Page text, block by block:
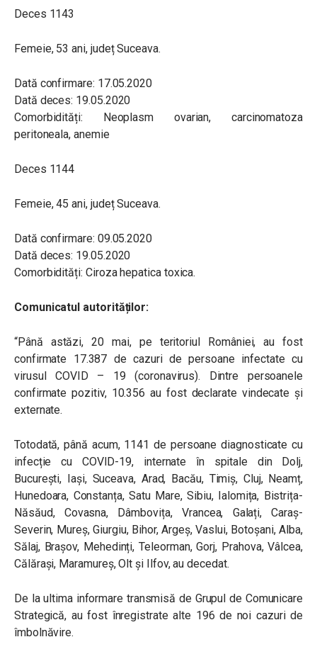
Deces 1143
Femeie, 53 ani, județ Suceava.
Dată confirmare: 17.05.2020
Dată deces: 19.05.2020
Comorbidități: Neoplasm ovarian, carcinomatoza
peritoneala, anemie
Deces 1144
Femeie, 45 ani, județ Suceava.
Dată confirmare: 09.05.2020
Dată deces: 19.05.2020
Comorbidități: Ciroza hepatica toxica.
Comunicatul autorităților:
“Până astăzi, 20 mai, pe teritoriul României, au fost
confirmate 17.387 de cazuri de persoane infectate cu
virusul COVID – 19 (coronavirus). Dintre persoanele
confirmate pozitiv, 10.356 au fost declarate vindecate și
externate.
Totodată, până acum, 1141 de persoane diagnosticate cu
infecție cu COVID-19, internate în spitale din Dolj,
București, Iași, Suceava, Arad, Bacău, Timiș, Cluj, Neamț,
Hunedoara, Constanța, Satu Mare, Sibiu, Ialomița, Bistrița-
Năsăud, Covasna, Dâmbovița, Vrancea, Galați, Caraș-
Severin, Mureș, Giurgiu, Bihor, Argeș, Vaslui, Botoșani, Alba,
Sălaj, Brașov, Mehedinți, Teleorman, Gorj, Prahova, Vâlcea,
Călărași, Maramureș, Olt și Ilfov, au decedat.
De la ultima informare transmisă de Grupul de Comunicare
Strategică, au fost înregistrate alte 196 de noi cazuri de
îmbolnăvire.